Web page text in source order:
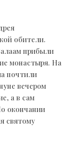
обители.
прибыли
монастыря. На
почтили
вечером
а в сам
окончании
святому